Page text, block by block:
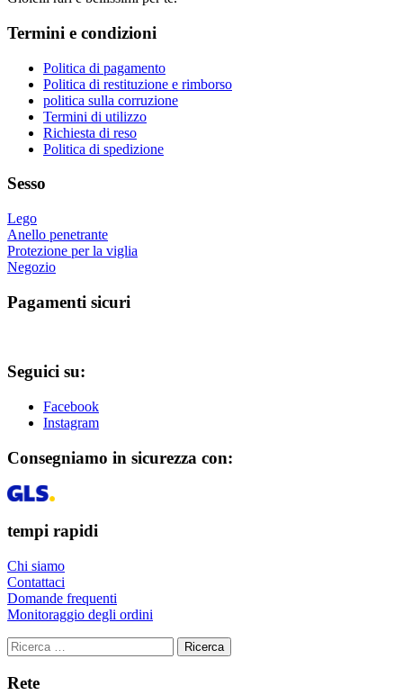
opzioni
essere
scelte
nella
pagina
del
prodotto
Termini e condizioni
Politica di pagamento
Politica di restituzione e rimborso
politica sulla corruzione
Termini di utilizzo
Richiesta di reso
Politica di spedizione
Sesso
Lego
Anello penetrante
Protezione per la viglia
Negozio
Pagamenti sicuri
Seguici su:
Facebook
Instagram
Consegniamo in sicurezza con:
tempi rapidi
Chi siamo
Contattaci
Domande frequenti
Monitoraggio degli ordini
Ricerca
Rete